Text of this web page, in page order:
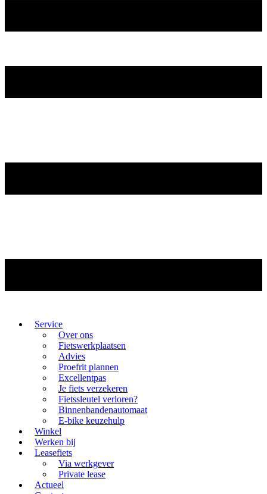
Service
Over ons
Fietswerkplaatsen
Advies
Proefrit plannen
Excellentpas
Je fiets verzekeren
Fietssleutel verloren?
Binnenbandenautomaat
E-bike keuzehulp
Winkel
Werken bij
Leasefiets
Via werkgever
Private lease
Actueel